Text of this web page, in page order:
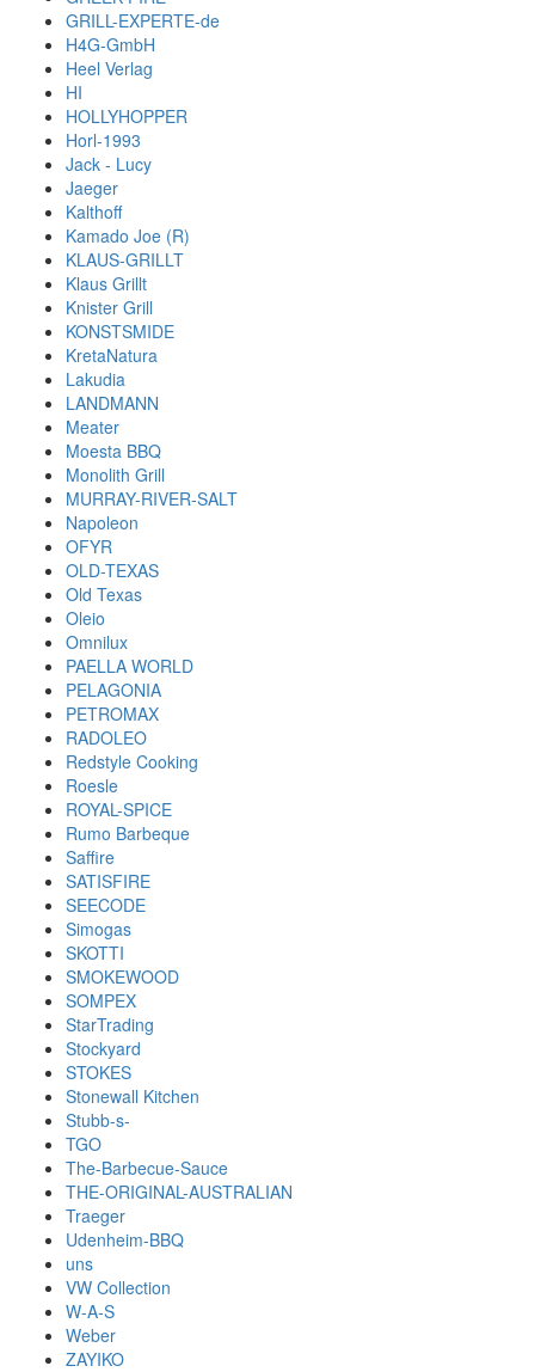
GRILL-EXPERTE-de
H4G-GmbH
Heel Verlag
HI
HOLLYHOPPER
Horl-1993
Jack - Lucy
Jaeger
Kalthoff
Kamado Joe (R)
KLAUS-GRILLT
Klaus Grillt
Knister Grill
KONSTSMIDE
KretaNatura
Lakudia
LANDMANN
Meater
Moesta BBQ
Monolith Grill
MURRAY-RIVER-SALT
Napoleon
OFYR
OLD-TEXAS
Old Texas
Oleio
Omnilux
PAELLA WORLD
PELAGONIA
PETROMAX
RADOLEO
Redstyle Cooking
Roesle
ROYAL-SPICE
Rumo Barbeque
Saffire
SATISFIRE
SEECODE
Simogas
SKOTTI
SMOKEWOOD
SOMPEX
StarTrading
Stockyard
STOKES
Stonewall Kitchen
Stubb-s-
TGO
The-Barbecue-Sauce
THE-ORIGINAL-AUSTRALIAN
Traeger
Udenheim-BBQ
uns
VW Collection
W-A-S
Weber
ZAYIKO